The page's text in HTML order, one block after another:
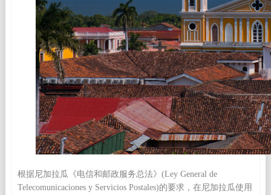
根据尼加拉瓜《电信和邮政服务总法》(Ley General de
Telecomunicaciones y Servicios Postales)的要求，在尼加拉瓜使用